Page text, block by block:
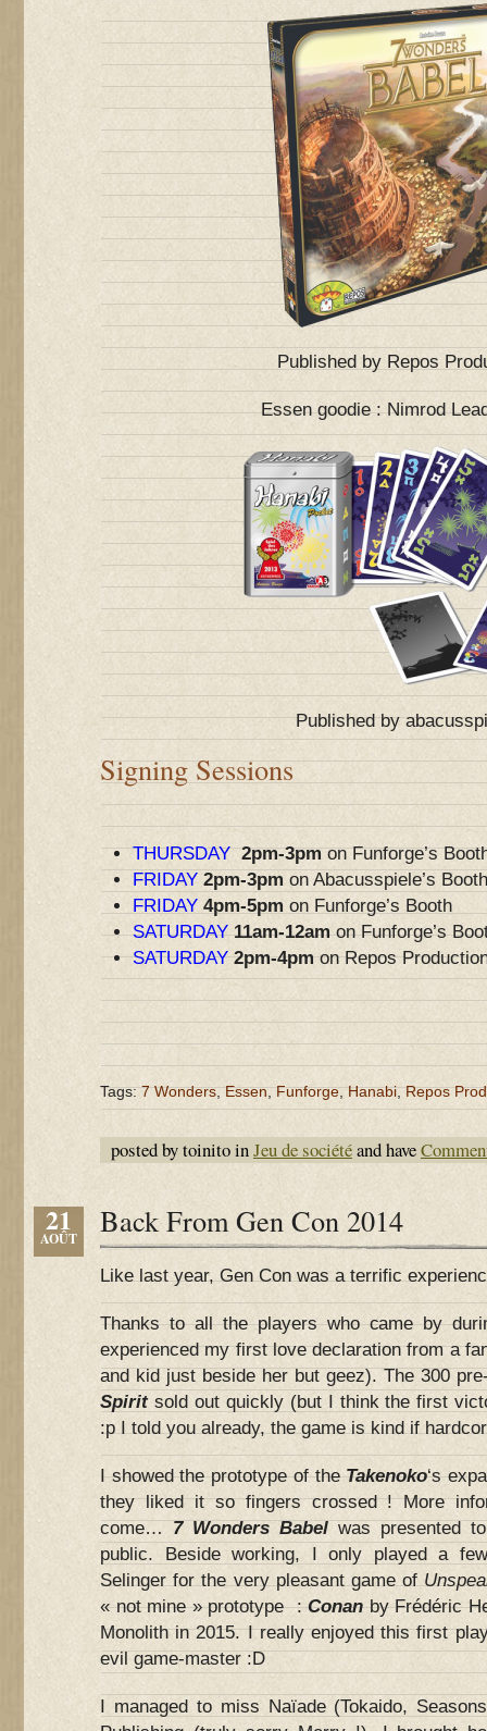
Published by Repos
Essen goodie : Nimrod
Published by
Signing Sessions
THURSDAY 2pm-3pmon Funforge’s
FRIDAY 2pm-3pm on Abacusspiele’s Booth
FRIDAY 4pm-5pm on Funforge’s Booth
SATURDAY 11am-12amon Funforge’s
SATURDAY 2pm-4pmon Repos
Tags:7 Wonders,Essen,Funforge,Hanabi,Repos
posted by toinito inJeu de sociétéand have
21
AOÛT Back From Gen Con 2014
Like last year, Gen Con was a terrific
Thanks to all the players who came by
experienced my first love declaration from a
and kid just beside her but geez). The 300
Spiritsold out quickly (but I think the first
:p I told you already, the game is kind if
I showed the prototype of theTakenoko‘s
they liked it so fingers crossed ! More
come…7 Wonders Babelwas presented
public. Beside working, I only played a
Selinger for the very pleasant game of
« not mine » prototype :Conan by Frédéric
Monolith in 2015. I really enjoyed this first
evil game-master :D
I managed to miss Naïade (Tokaido,